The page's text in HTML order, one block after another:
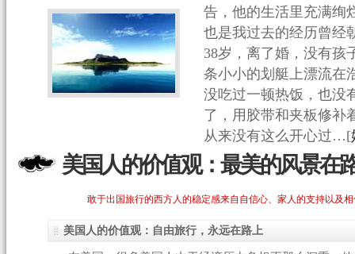
告，他的生活里充满绚
也是我过去的经历曾经
38岁，离了婚，没有孩
条小小的划艇上漂流在
没吃过一顿热饭，也没
了，用胶带和夹板修补
从来没有这么开心过…[
美国人的价值观：最美的风景在
敢于出国旅行的西方人的稳定感来自自信心、家人的支持以及
美国人的价值观：自由旅行，永远在路上